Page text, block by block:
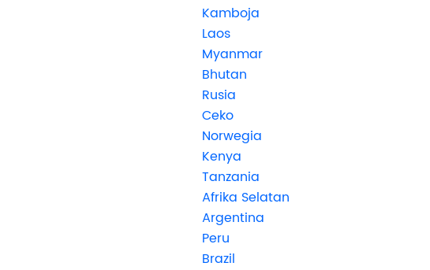
Kamboja
Laos
Myanmar
Bhutan
Rusia
Ceko
Norwegia
Kenya
Tanzania
Afrika Selatan
Argentina
Peru
Brazil